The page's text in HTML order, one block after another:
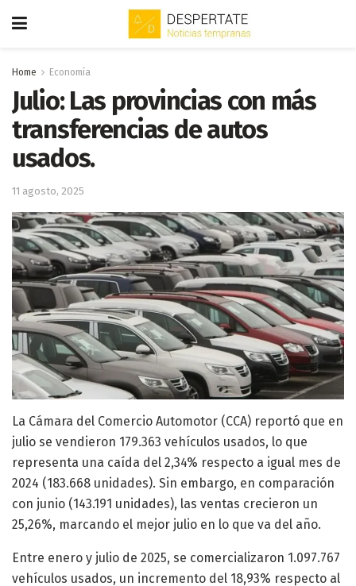
Home Economía
Julio: Las provincias con más
transferencias de autos
usados.
11 agosto, 2025
La Cámara del Comercio Automotor (CCA) reportó que en
julio se vendieron 179.363 vehículos usados, lo que
representa una caída del 2,34% respecto a igual mes de
2024 (183.668 unidades). Sin embargo, en comparación
con junio (143.191 unidades), las ventas crecieron un
25,26%, marcando el mejor julio en lo que va del año.
Entre enero y julio de 2025, se comercializaron 1.097.767
vehículos usados, un incremento del 18,93% respecto al